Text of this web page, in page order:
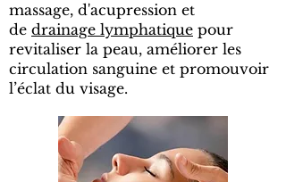
massage, d'acupression et
de drainage lymphatique pour
revitaliser la peau, améliorer les
circulation sanguine et promouvoir
l’éclat du visage.